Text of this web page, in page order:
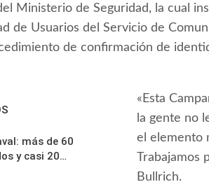
Ministerio de Seguridad, la cual
de Usuarios del Servicio de
de confirmación de
más de 60
y casi 20…
«Esta
la gente no
el elemento
Trabajamos
Bullrich.